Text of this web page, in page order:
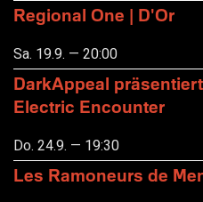
Regional One | D'Or
Sa. 19.9. — 20:00
DarkAppeal
Electric Encounter
Do. 24.9. — 19:30
Les Ramoneurs de